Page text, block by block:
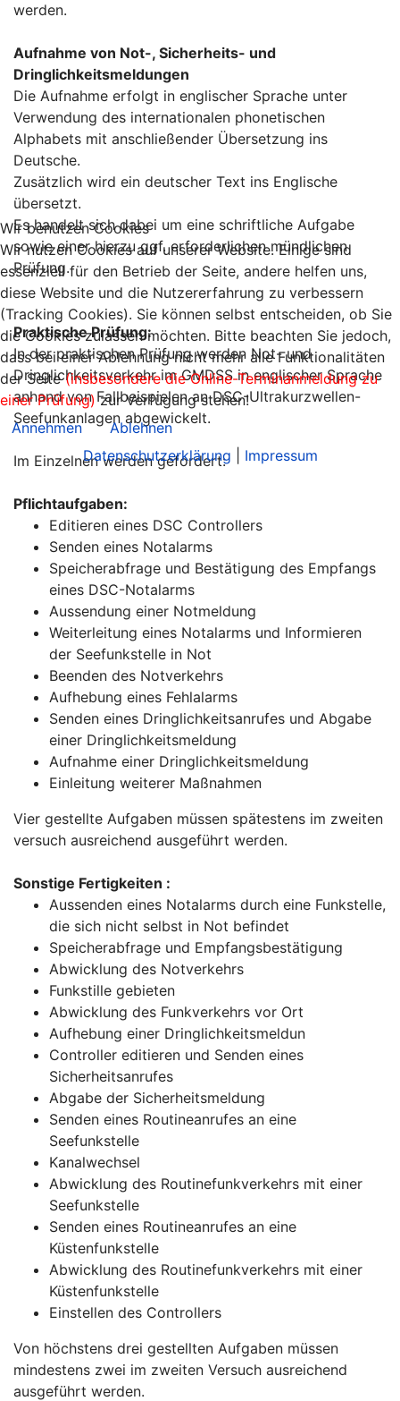
werden.
Aufnahme von Not-, Sicherheits- und
Dringlichkeitsmeldungen
Die Aufnahme erfolgt in englischer Sprache unter
Verwendung des internationalen phonetischen
Alphabets mit anschließender Übersetzung ins
Deutsche.
Zusätzlich wird ein deutscher Text ins Englische
übersetzt.
Es handelt sich dabei um eine schriftliche Aufgabe
sowie einer hierzu ggf. erforderlichen mündlichen
Prüfung.
Praktische Prüfung:
In der praktischen Prüfung werden Not- und
Dringlichkeitsverkehr im GMDSS in englischer Sprache
anhand von Fallbeispielen an DSC-Ultrakurzwellen-
Seefunkanlagen abgewickelt.
Im Einzelnen werden gefordert:
Pflichtaufgaben:
Editieren eines DSC Controllers
Senden eines Notalarms
Speicherabfrage und Bestätigung des Empfangs
eines DSC-Notalarms
Aussendung einer Notmeldung
Weiterleitung eines Notalarms und Informieren
der Seefunkstelle in Not
Beenden des Notverkehrs
Aufhebung eines Fehlalarms
Senden eines Dringlichkeitsanrufes und Abgabe
einer Dringlichkeitsmeldung
Aufnahme einer Dringlichkeitsmeldung
Einleitung weiterer Maßnahmen
Vier gestellte Aufgaben müssen spätestens im zweiten
versuch ausreichend ausgeführt werden.
Sonstige Fertigkeiten :
Aussenden eines Notalarms durch eine Funkstelle,
die sich nicht selbst in Not befindet
Speicherabfrage und Empfangsbestätigung
Abwicklung des Notverkehrs
Funkstille gebieten
Abwicklung des Funkverkehrs vor Ort
Aufhebung einer Dringlichkeitsmeldun
Controller editieren und Senden eines
Sicherheitsanrufes
Abgabe der Sicherheitsmeldung
Senden eines Routineanrufes an eine
Seefunkstelle
Kanalwechsel
Abwicklung des Routinefunkverkehrs mit einer
Seefunkstelle
Senden eines Routineanrufes an eine
Küstenfunkstelle
Abwicklung des Routinefunkverkehrs mit einer
Küstenfunkstelle
Einstellen des Controllers
Von höchstens drei gestellten Aufgaben müssen
mindestens zwei im zweiten Versuch ausreichend
ausgeführt werden.
Wir benutzen Cookies
Wir nutzen Cookies auf unserer Website. Einige sind
essenziell für den Betrieb der Seite, andere helfen uns,
diese Website und die Nutzererfahrung zu verbessern
(Tracking Cookies). Sie können selbst entscheiden, ob Sie
die Cookies zulassen möchten. Bitte beachten Sie jedoch,
dass bei einer Ablehnung nicht mehr alle Funktionalitäten
der Seite(insbesondere die Online-Terminanmeldung zu
einer Prüfung) zur Verfügung stehen!
Annehmen
Ablehnen
Datenschutzerklärung
Impressum